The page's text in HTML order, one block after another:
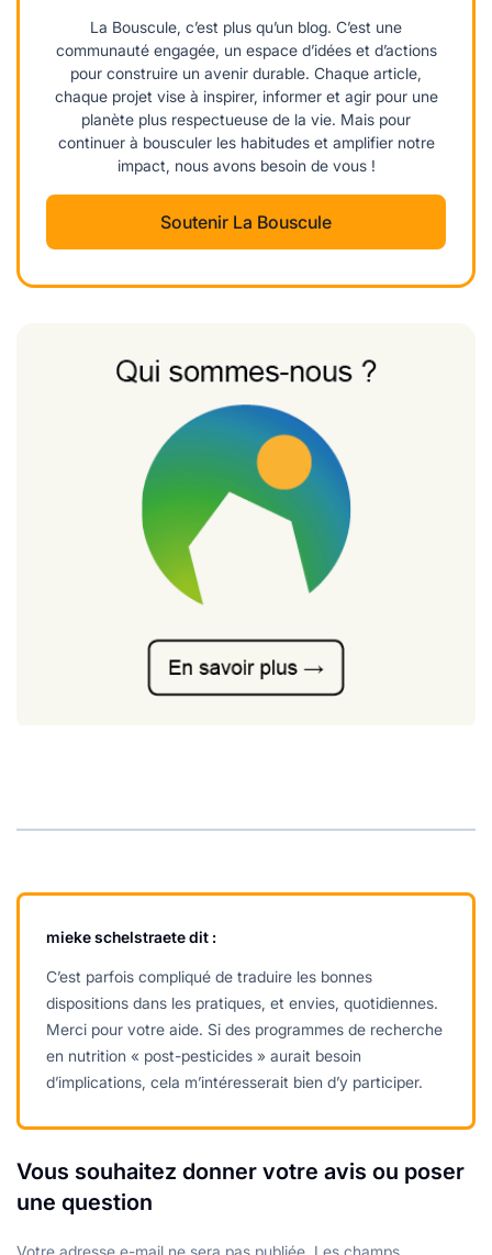
La Bouscule, c’est plus qu’un blog. C’est une
communauté engagée, un espace d’idées et d’actions
pour construire un avenir durable. Chaque article,
chaque projet vise à inspirer, informer et agir pour une
planète plus respectueuse de la vie. Mais pour
continuer à bousculer les habitudes et amplifier notre
impact, nous avons besoin de vous !
Soutenir La Bouscule
mieke schelstraetedit :
C’est parfois compliqué de traduire les bonnes
dispositions dans les pratiques, et envies, quotidiennes.
Merci pour votre aide. Si des programmes de recherche
en nutrition « post-pesticides » aurait besoin
d’implications, cela m’intéresserait bien d’y participer.
Vous souhaitez donner votre avis ou poser
une question
Votre adresse e-mail ne sera pas publiée. Les champs